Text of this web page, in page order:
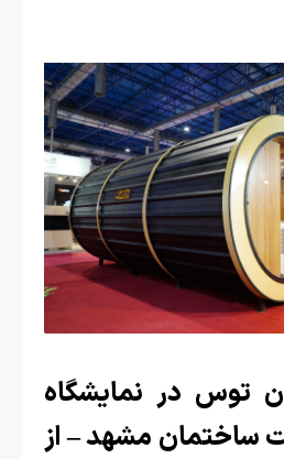
در نمایشگاه
مشهد – از